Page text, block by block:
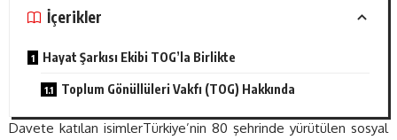
İçerikler
Hayat Şarkısı Ekibi TOG’la Birlikte
Toplum Gönüllüleri Vakfı (TOG) Hakkında
Davete katılan isimlerTürkiye’nin 80 şehrinde yürütülen sosyal